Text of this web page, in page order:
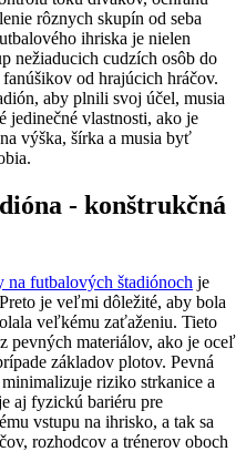
rôznych skupín od seba
ihriska je nielen
nežiaducich cudzích osôb do
od hrajúcich hráčov.
aby plnili svoj účel, musia
jedinečné vlastnosti, ako je
výška, šírka a musia byť
- konštrukčná
na futbalových štadiónoch je
je veľmi dôležité, aby bola
veľkému zaťaženiu. Tieto
pevných materiálov, ako je oceľ
základov plotov. Pevná
riziko strkanice a
aj fyzickú bariéru pre
vstupu na ihrisko, a tak sa
rozhodcov a trénerov oboch